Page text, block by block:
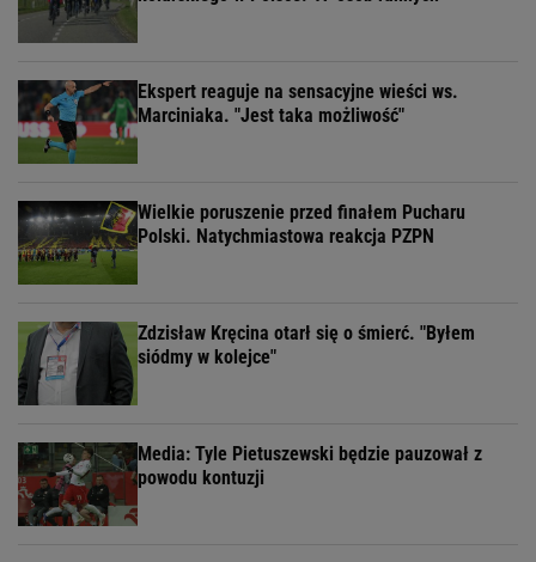
Ekspert reaguje na sensacyjne wieści ws.
Marciniaka. "Jest taka możliwość"
Wielkie poruszenie przed finałem Pucharu
Polski. Natychmiastowa reakcja PZPN
Zdzisław Kręcina otarł się o śmierć. "Byłem
siódmy w kolejce"
Media: Tyle Pietuszewski będzie pauzował z
powodu kontuzji